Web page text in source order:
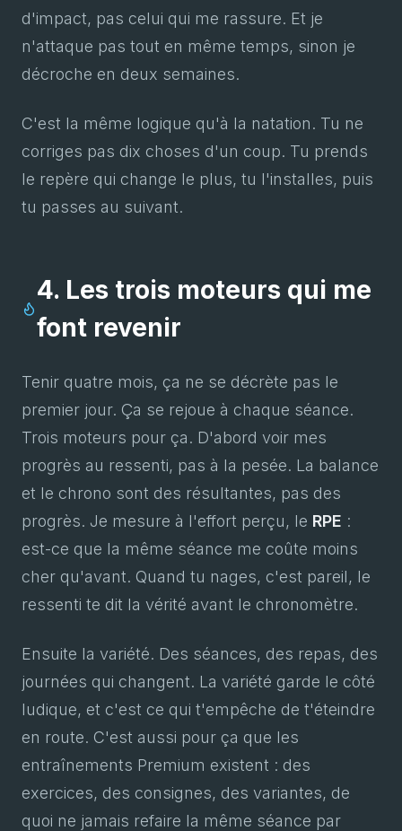
d'impact, pas celui qui me rassure. Et je
n'attaque pas tout en même temps, sinon je
décroche en deux semaines.
C'est la même logique qu'à la natation. Tu ne
corriges pas dix choses d'un coup. Tu prends
le repère qui change le plus, tu l'installes, puis
tu passes au suivant.
4. Les trois moteurs qui me
font revenir
Tenir quatre mois, ça ne se décrète pas le
premier jour. Ça se rejoue à chaque séance.
Trois moteurs pour ça. D'abord voir mes
progrès au ressenti, pas à la pesée. La balance
et le chrono sont des résultantes, pas des
progrès. Je mesure à l'effort perçu, le RPE :
est-ce que la même séance me coûte moins
cher qu'avant. Quand tu nages, c'est pareil, le
ressenti te dit la vérité avant le chronomètre.
Ensuite la variété. Des séances, des repas, des
journées qui changent. La variété garde le côté
ludique, et c'est ce qui t'empêche de t'éteindre
en route. C'est aussi pour ça que les
entraînements Premium existent : des
exercices, des consignes, des variantes, de
quoi ne jamais refaire la même séance par